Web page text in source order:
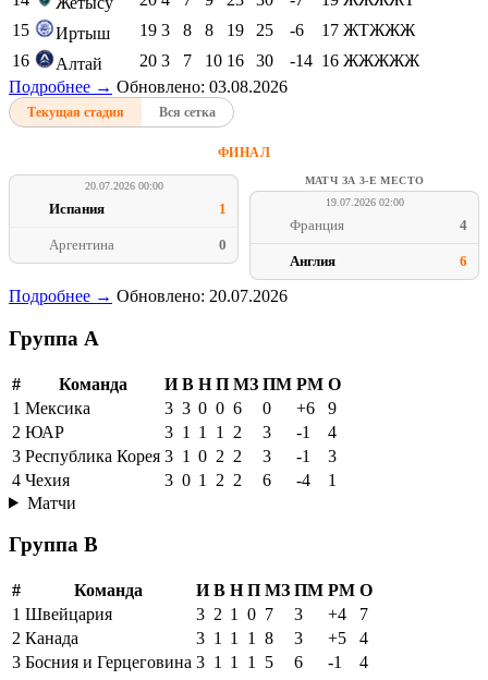
15
Иртыш 19 3 8 8 19 25 -6 17 ЖТЖЖЖ
16
Алтай 20 3 7 10 16 30 -14 16 ЖЖЖЖЖ
Подробнее → Обновлено: 03.08.2026
Текущая стадия Вся сетка
ФИНАЛ
20.07.2026 00:00
Испания 1
Аргентина 0
МАТЧ ЗА 3-Е МЕСТО
19.07.2026 02:00
Франция 4
Англия 6
Подробнее → Обновлено: 20.07.2026
Группа A
# Команда И В Н П МЗ ПМ РМ О
1 Мексика 3 3 0 0 6 0 +6
9
2 ЮАР 3 1 1 1 2 3 -1
4
3 Республика Корея 3 1 0 2 2 3 -1
3
4 Чехия 3 0 1 2 2 6 -4
1
Матчи
Группа B
# Команда И В Н П МЗ ПМ РМ О
1 Швейцария 3 2 1 0 7 3 +4
7
2 Канада 3 1 1 1 8 3 +5
4
3 Босния и Герцеговина 3 1 1 1 5 6 -1
4